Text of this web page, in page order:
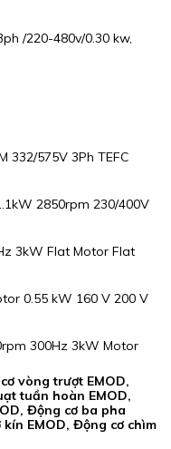
/220-480v/0.30 kw,
332/575V 3Ph TEFC
2850rpm 230/400V
3kW Flat Motor Flat
0.55 kW 160 V 200 V
300Hz 3kW Motor
vòng trượt EMOD,
tuần hoàn EMOD,
Động cơ ba pha
EMOD, Động cơ chìm